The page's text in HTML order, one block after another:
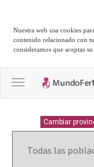
Nuestra web usa cookies
contenido relacionado con
consideramos que aceptas
Toggle navigation
Cambiar